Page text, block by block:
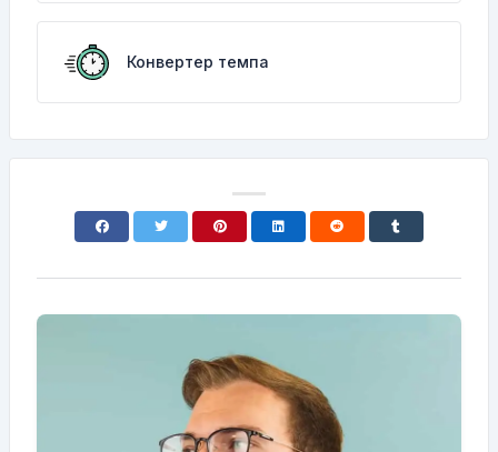
Конвертер темпа